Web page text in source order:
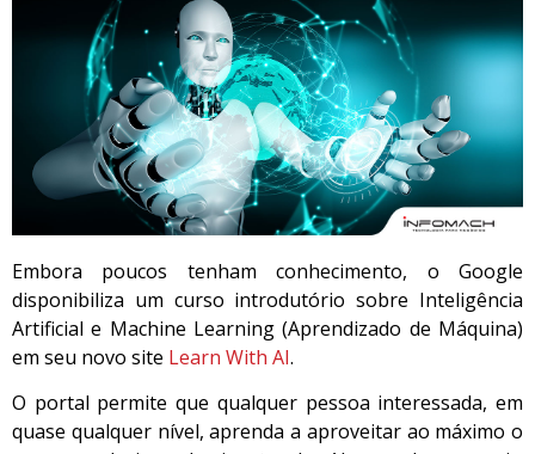
Embora poucos tenham conhecimento, o Google
disponibiliza um curso introdutório sobre Inteligência
Artificial e Machine Learning (Aprendizado de Máquina)
em seu novo site Learn With AI.
O portal permite que qualquer pessoa interessada, em
quase qualquer nível, aprenda a aproveitar ao máximo o